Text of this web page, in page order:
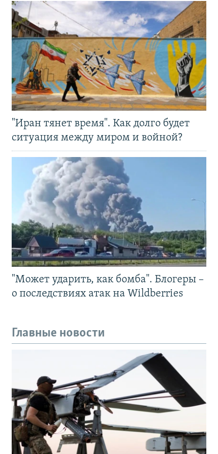
"Иран тянет время". Как долго будет
ситуация между миром и войной?
"Может ударить, как бомба". Блогеры –
о последствиях атак на Wildberries
Главные новости